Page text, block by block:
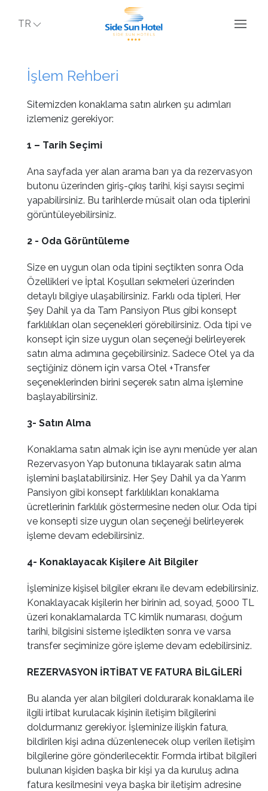
TR
İşlem Rehberi
Sitemizden konaklama satın alırken şu adımları
izlemeniz gerekiyor:
1 – Tarih Seçimi
Ana sayfada yer alan arama barı ya da rezervasyon
butonu üzerinden giriş-çıkış tarihi, kişi sayısı seçimi
yapabilirsiniz. Bu tarihlerde müsait olan oda tiplerini
görüntüleyebilirsiniz.
2 - Oda Görüntüleme
Size en uygun olan oda tipini seçtikten sonra Oda
Özellikleri ve İptal Koşulları sekmeleri üzerinden
detaylı bilgiye ulaşabilirsiniz. Farklı oda tipleri, Her
Şey Dahil ya da Tam Pansiyon Plus gibi konsept
farklılıkları olan seçenekleri görebilirsiniz. Oda tipi ve
konsept için size uygun olan seçeneği belirleyerek
satın alma adımına geçebilirsiniz. Sadece Otel ya da
seçtiğiniz dönem için varsa Otel +Transfer
seçeneklerinden birini seçerek satın alma işlemine
başlayabilirsiniz.
3- Satın Alma
Konaklama satın almak için ise aynı menüde yer alan
Rezervasyon Yap butonuna tıklayarak satın alma
işlemini başlatabilirsiniz. Her Şey Dahil ya da Yarım
Pansiyon gibi konsept farklılıkları konaklama
ücretlerinin farklılık göstermesine neden olur. Oda tipi
ve konsepti size uygun olan seçeneği belirleyerek
işleme devam edebilirsiniz.
4- Konaklayacak Kişilere Ait Bilgiler
İşleminize kişisel bilgiler ekranı ile devam edebilirsiniz.
Konaklayacak kişilerin her birinin ad, soyad, 5000 TL
üzeri konaklamalarda TC kimlik numarası, doğum
tarihi, bilgisini sisteme işledikten sonra ve varsa
transfer seçiminize göre işleme devam edebilirsiniz.
REZERVASYON İRTİBAT VE FATURA BİLGİLERİ
Bu alanda yer alan bilgileri doldurarak konaklama ile
ilgili irtibat kurulacak kişinin iletişim bilgilerini
doldurmanız gerekiyor. İşleminize ilişkin fatura,
bildirilen kişi adına düzenlenecek olup verilen iletişim
bilgilerine göre gönderilecektir. Formda irtibat bilgileri
bulunan kişiden başka bir kişi ya da kuruluş adına
fatura kesilmesini veya başka bir iletişim adresine